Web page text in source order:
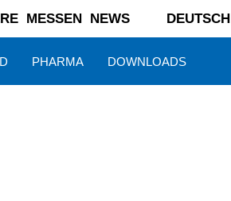
MESSEN NEWS DEUTSCH
PHARMA DOWNLOADS